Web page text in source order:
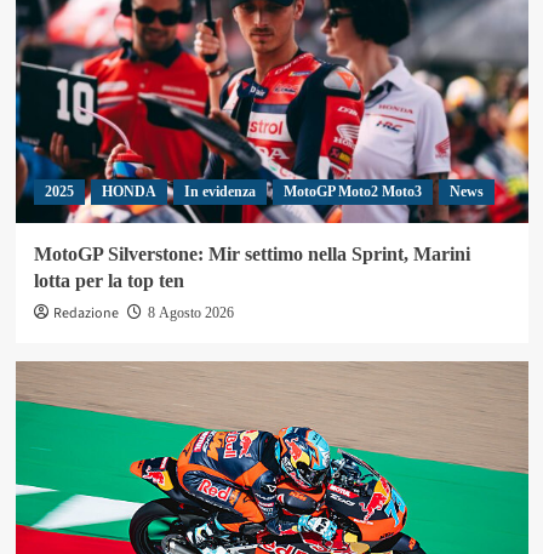
2025 HONDA In evidenza MotoGP Moto2 Moto3 News
MotoGP Silverstone: Mir settimo nella Sprint, Marini
lotta per la top ten
Redazione
8 Agosto 2026